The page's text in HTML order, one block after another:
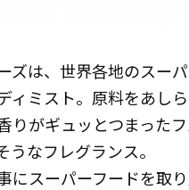
ズは、世界各地のスー
ィミスト。原料をあし
りがギュッとつまった
うなフレグランス。
にスーパーフードを取